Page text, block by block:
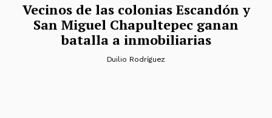
Vecinos de las colonias Escandón y
San Miguel Chapultepec ganan
batalla a inmobiliarias
Duilio Rodríguez